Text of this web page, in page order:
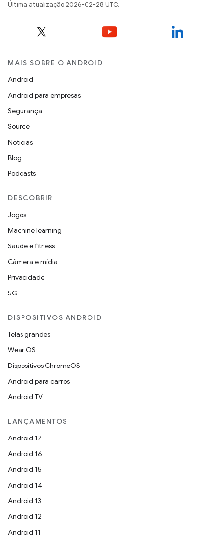
Última atualização 2026-02-28 UTC.
MAIS SOBRE O ANDROID
Android
Android para empresas
Segurança
Source
Notícias
Blog
Podcasts
DESCOBRIR
Jogos
Machine learning
Saúde e fitness
Câmera e mídia
Privacidade
5G
DISPOSITIVOS ANDROID
Telas grandes
Wear OS
Dispositivos ChromeOS
Android para carros
Android TV
LANÇAMENTOS
Android 17
Android 16
Android 15
Android 14
Android 13
Android 12
Android 11